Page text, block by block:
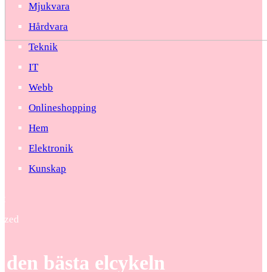
Mjukvara
Hårdvara
Teknik
IT
Webb
Onlineshopping
Hem
Elektronik
Kunskap
bästa elcykeln